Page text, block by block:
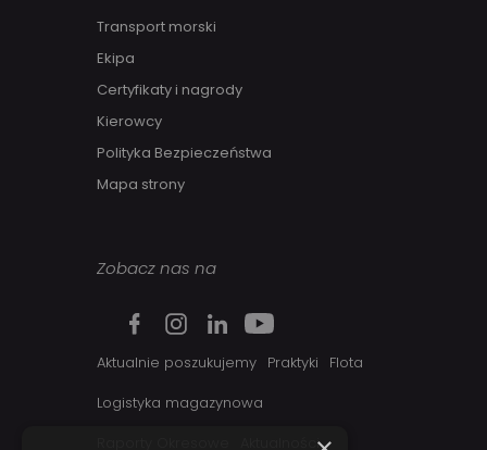
Transport morski
Ekipa
Certyfikaty i nagrody
Kierowcy
Polityka Bezpieczeństwa
Mapa strony
Zobacz nas na
Aktualnie poszukujemy Praktyki
Flota
Logistyka magazynowa
Aktualności